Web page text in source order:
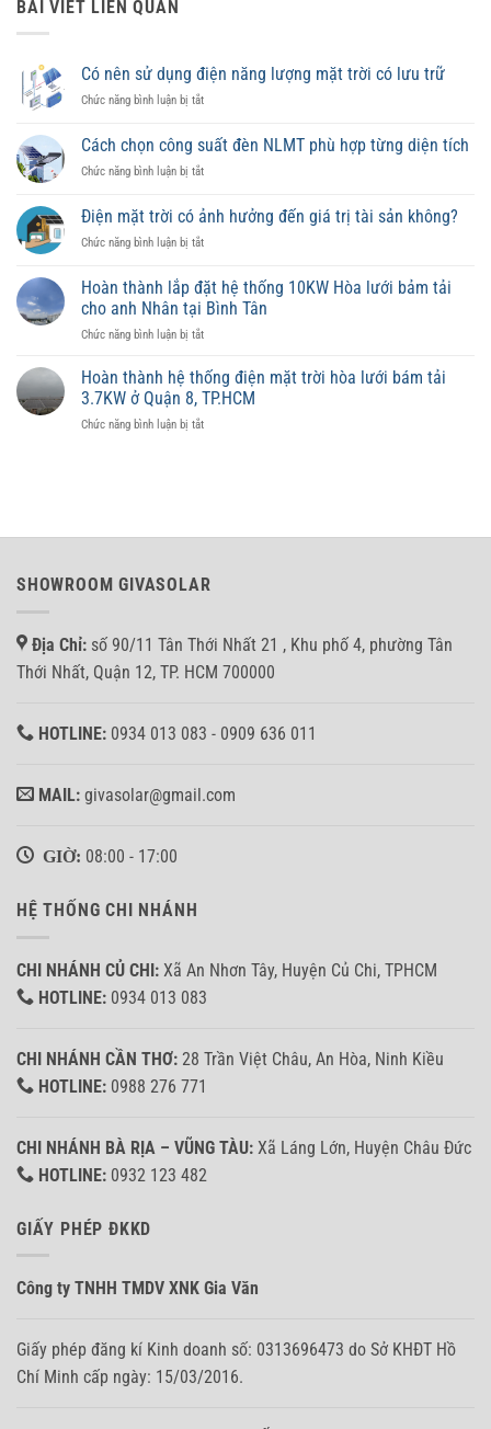
BÀI VIẾT LIÊN QUAN
Có nên sử dụng điện năng lượng mặt trời có lưu trữ
Chức năng bình luận bị tắtở
nên
sử
dụng
năng
mặt
có
lưu
Cách chọn công suất đèn NLMT phù hợp từng diện tích
Chức năng bình luận bị tắtở
chọn
công
suất
NLMT
phù
từng
tích
Điện mặt trời có ảnh hưởng đến giá trị tài sản không?
Chức năng bình luận bị tắtở
mặt
trời
có
ảnh
đến
giá
tài
Hoàn thành lắp đặt hệ thống 10KW Hòa lưới bảm tải
cho anh Nhân tại Bình Tân
Chức năng bình luận bị tắtở
thành
lắp
đặt
hệ
tải
anh
Nhân
Tân
Hoàn thành hệ thống điện mặt trời hòa lưới bám tải
3.7KW ở Quận 8, TP.HCM
Chức năng bình luận bị tắtở
mặt
lưới
3.7KW
ở
SHOWROOM GIVASOLAR
Địa Chỉ: số 90/11 Tân Thới Nhất 21 , Khu phố 4, phường Tân
Thới Nhất, Quận 12, TP. HCM 700000
HOTLINE: 0934 013 083 - 0909 636 011
MAIL: givasolar@gmail.com
GIỜ: 08:00 - 17:00
HỆ THỐNG CHI NHÁNH
CHI NHÁNH CỦ CHI: Xã An Nhơn Tây, Huyện Củ Chi, TPHCM
HOTLINE: 0934 013 083
CHI NHÁNH CẦN THƠ: 28 Trần Việt Châu, An Hòa, Ninh Kiều
HOTLINE: 0988 276 771
CHI NHÁNH BÀ RỊA – VŨNG TÀU: Xã Láng Lớn, Huyện Châu Đức
HOTLINE: 0932 123 482
GIẤY PHÉP ĐKKD
Công ty TNHH TMDV XNK Gia Văn
Giấy phép đăng kí Kinh doanh số: 0313696473 do Sở KHĐT Hồ
Chí Minh cấp ngày: 15/03/2016.